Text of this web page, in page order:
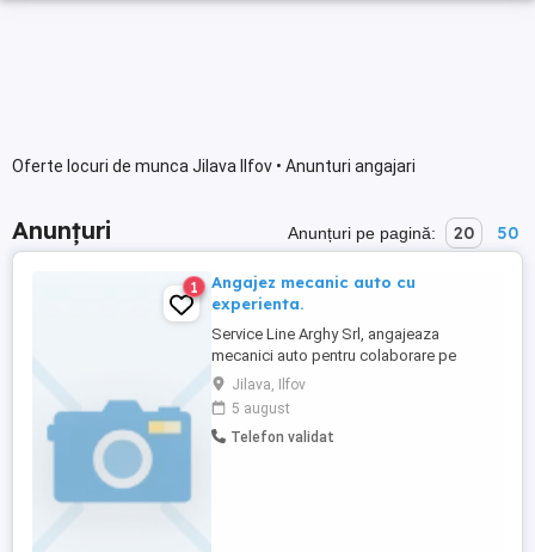
Oferte locuri de munca Jilava Ilfov • Anunturi angajari
Anunțuri Anunțuri pe pagină: 20 50
1
Angajez mecanic auto cu
experienta.
Service Line Arghy Srl, angajeaza
mecanici auto pentru colaborare pe
termen lung. RESPONSABILITATI Reparatii
mecanice generale multimarca: - Revizii
ulei, filtre. - Distributii. - Suspensii si
articulatii. OFERIM Salariu competitiv in
Jilava, Ilfov
5 august
Telefon validat